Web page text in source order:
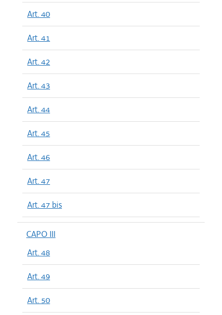
Art. 40
Art. 41
Art. 42
Art. 43
Art. 44
Art. 45
Art. 46
Art. 47
Art. 47 bis
CAPO III
Art. 48
Art. 49
Art. 50